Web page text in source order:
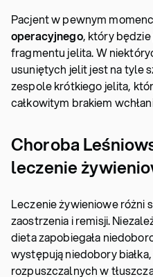
Pacjent w pewnym
operacyjnego, który będzie
fragmentu jelita. W
usuniętych jelit jest na tyle
zespole krótkiego jelita,
całkowitym brakiem
Choroba
leczenie
Leczenie żywieniowe różni
zaostrzenia i remisji.
dieta zapobiegała
występują niedobory
rozpuszczalnych w